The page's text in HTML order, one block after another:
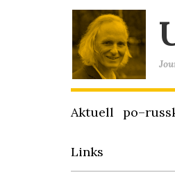
Aktuell
Links